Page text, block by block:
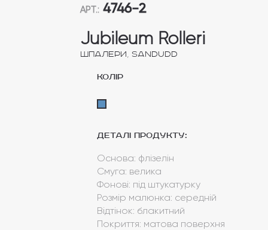
АРТ.: 4746-2
Jubileum Rolleri
Шпалери,Sandudd
колір
Деталі продукту:
Основа: флізелін
Смуга: велика
Фонові: під штукатурку
Розмір малюнка: середній
Відтінок: блакитний
Покриття: матова поверхня